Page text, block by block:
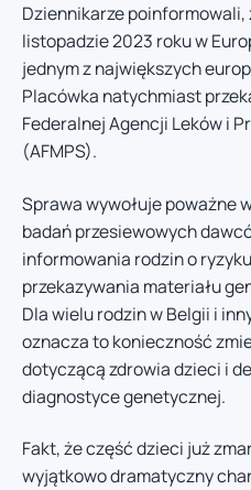
Dziennikarze
listopadzie 2023 roku w
jednym z największych
Placówka natychmiast
Federalnej Agencji Leków i
(AFMPS).
Sprawa wywołuje poważne
badań przesiewowych
informowania rodzin o
przekazywania materiału
Dla wielu rodzin w Belgii i
oznacza to konieczność
dotyczącą zdrowia dzieci i
diagnostyce genetycznej.
Fakt, że część dzieci już
wyjątkowo dramatyczny